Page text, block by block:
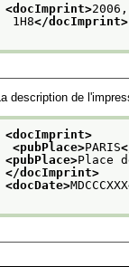
<docImprint>
1H8</docImprint>
La description de
<docImprint>
<pubPlace>PARIS
<pubPlace>Place
</docImprint>
<docDate>MDCCCXXX